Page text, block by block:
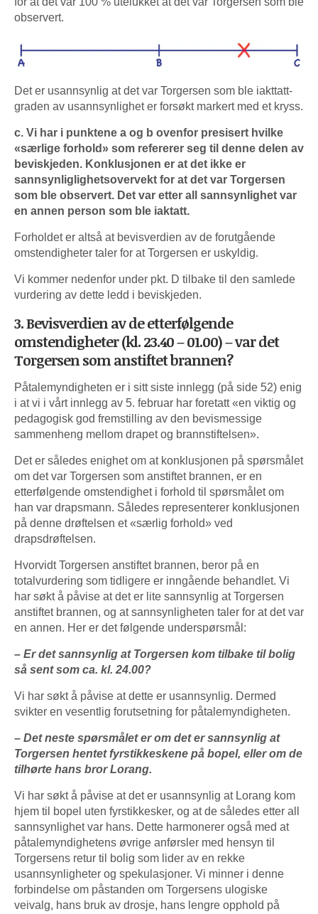
observert.
Det er usannsynlig at det var Torgersen som ble iakttatt-
graden av usannsynlighet er forsøkt markert med et kryss.
c. Vi har i punktene a og b ovenfor presisert hvilke
«særlige forhold» som refererer seg til denne delen av
beviskjeden. Konklusjonen er at det ikke er
sannsynliglighetsovervekt for at det var Torgersen
som ble observert. Det var etter all sannsynlighet var
en annen person som ble iaktatt.
Forholdet er altså at bevisverdien av de forutgående
omstendigheter taler for at Torgersen er uskyldig.
Vi kommer nedenfor under pkt. D tilbake til den samlede
vurdering av dette ledd i beviskjeden.
3. Bevisverdien av de etterfølgende
omstendigheter (kl. 23.40 – 01.00) – var det
Torgersen som anstiftet brannen?
Påtalemyndigheten er i sitt siste innlegg (på side 52) enig
i at vi i vårt innlegg av 5. februar har foretatt «en viktig og
pedagogisk god fremstilling av den bevismessige
sammenheng mellom drapet og brannstiftelsen».
Det er således enighet om at konklusjonen på spørsmålet
om det var Torgersen som anstiftet brannen, er en
etterfølgende omstendighet i forhold til spørsmålet om
han var drapsmann. Således representerer konklusjonen
på denne drøftelsen et «særlig forhold» ved
drapsdrøftelsen.
Hvorvidt Torgersen anstiftet brannen, beror på en
totalvurdering som tidligere er inngående behandlet. Vi
har søkt å påvise at det er lite sannsynlig at Torgersen
anstiftet brannen, og at sannsynligheten taler for at det var
en annen. Her er det følgende underspørsmål:
– Er det sannsynlig at Torgersen kom tilbake til bolig
så sent som ca. kl. 24.00?
Vi har søkt å påvise at dette er usannsynlig. Dermed
svikter en vesentlig forutsetning for påtalemyndigheten.
– Det neste spørsmålet er om det er sannsynlig at
Torgersen hentet fyrstikkeskene på bopel, eller om de
tilhørte hans bror Lorang.
Vi har søkt å påvise at det er usannsynlig at Lorang kom
hjem til bopel uten fyrstikkesker, og at de således etter all
sannsynlighet var hans. Dette harmonerer også med at
påtalemyndighetens øvrige anførsler med hensyn til
Torgersens retur til bolig som lider av en rekke
usannsynligheter og spekulasjoner. Vi minner i denne
forbindelse om påstanden om Torgersens ulogiske
veivalg, hans bruk av drosje, hans lengre opphold på